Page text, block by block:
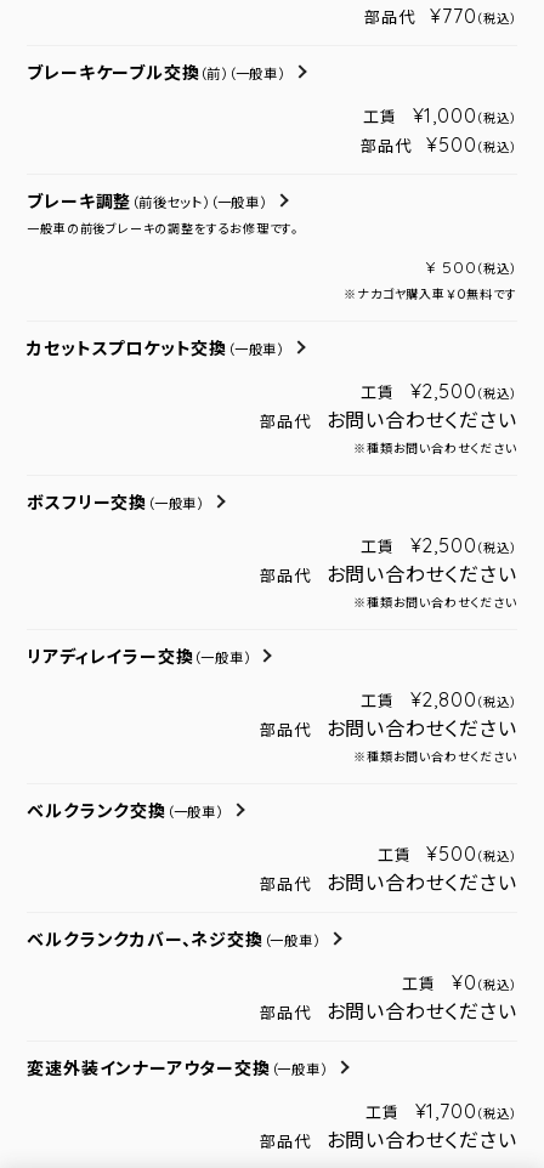
部品代 ¥770 （税込）
ブレーキケーブル交換 （前） （一般車）
工賃 ¥1,000 （税込）
部品代 ¥500 （税込）
ブレーキ調整 （前後セット） （一般車）
一般車の前後ブレーキの調整をするお修理です。
¥ 500 （税込）
※ナカゴヤ購入車￥０無料です
カセットスプロケット交換 （一般車）
工賃 ¥2,500 （税込）
部品代 お問い合わせください
※種類お問い合わせください
ボスフリー交換 （一般車）
工賃 ¥2,500 （税込）
部品代 お問い合わせください
※種類お問い合わせください
リアディレイラー交換 （一般車）
工賃 ¥2,800 （税込）
部品代 お問い合わせください
※種類お問い合わせください
ベルクランク交換 （一般車）
工賃 ¥500 （税込）
部品代 お問い合わせください
ベルクランクカバー、ネジ交換 （一般車）
工賃 ¥0 （税込）
部品代 お問い合わせください
変速外装インナーアウター交換 （一般車）
工賃 ¥1,700 （税込）
部品代 お問い合わせください